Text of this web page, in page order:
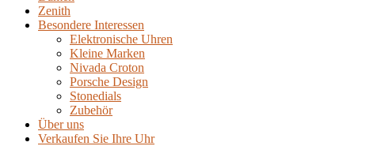
Zenith
Besondere Interessen
Elektronische Uhren
Kleine Marken
Nivada Croton
Porsche Design
Stonedials
Zubehör
Über uns
Verkaufen Sie Ihre Uhr